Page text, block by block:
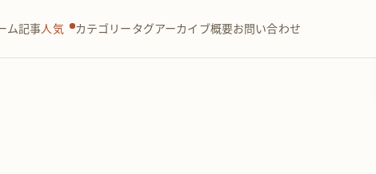
ム記事人気 カテゴリータグアーカイブ概要お問い合わせ